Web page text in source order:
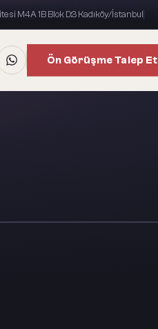
M4A 1B Blok D:3 Kadıköy/İstanbul
Ön Görüşme Talep Et